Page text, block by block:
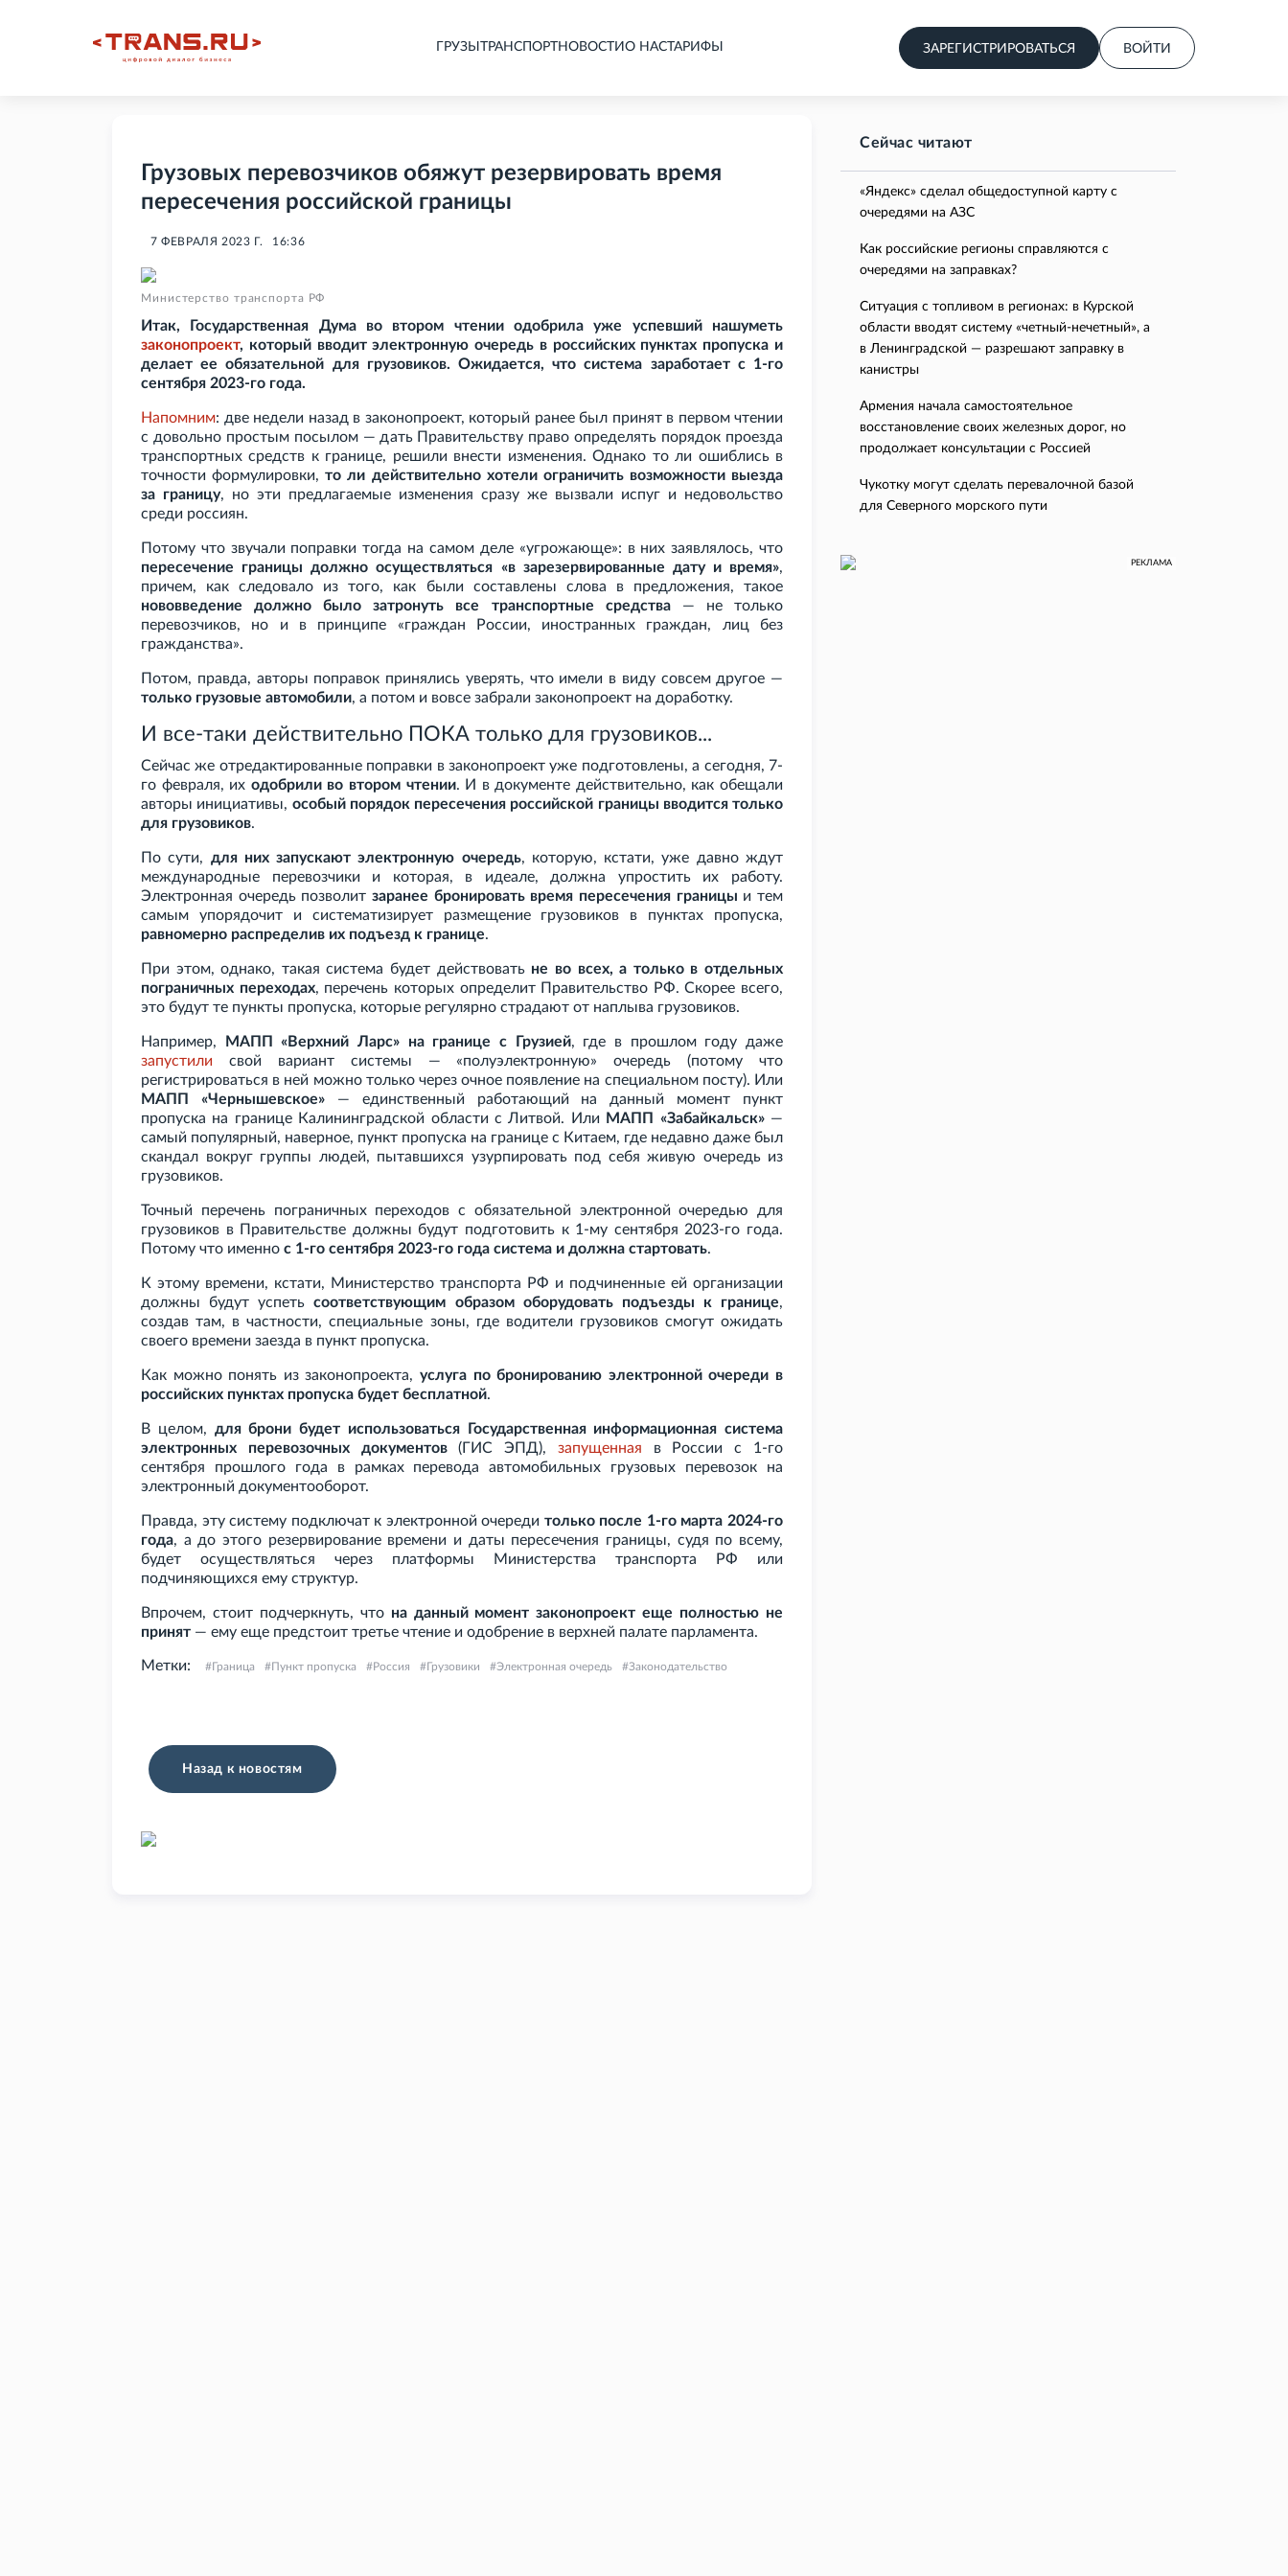
ГРУЗЫ ТРАНСПОРТНОВОСТИ О НАСТАРИФЫ ЗАРЕГИСТРИРОВАТЬСЯ ВОЙТИ
Грузовых перевозчиков обяжут резервировать время
пересечения российской границы
7 ФЕВРАЛЯ 2023 Г. 16:36
Министерство транспорта РФ
Итак, Государственная Дума во втором чтении одобрила уже успевший нашуметь
законопроект, который вводит электронную очередь в российских пунктах пропуска и
делает ее обязательной для грузовиков. Ожидается, что система заработает с 1-го
сентября 2023-го года.
Напомним: две недели назад в законопроект, который ранее был принят в первом чтении
с довольно простым посылом — дать Правительству право определять порядок проезда
транспортных средств к границе, решили внести изменения. Однако то ли ошиблись в
точности формулировки,то ли действительно хотели ограничить возможности выезда
за границу, но эти предлагаемые изменения сразу же вызвали испуг и недовольство
среди россиян.
Потому что звучали поправки тогда на самом деле «угрожающе»: в них заявлялось, что
пересечение границы должно осуществляться «в зарезервированные дату и время»,
причем, как следовало из того, как были составлены слова в предложения, такое
нововведение должно было затронуть все транспортные средства— не только
перевозчиков, но и в принципе «граждан России, иностранных граждан, лиц без
гражданства».
Потом, правда, авторы поправок принялись уверять, что имели в виду совсем другое —
только грузовые автомобили, а потом и вовсе забрали законопроект на доработку.
И все-таки действительно ПОКА только для грузовиков...
Сейчас же отредактированные поправки в законопроект уже подготовлены, а сегодня, 7-
го февраля, их одобрили во втором чтении. И в документе действительно, как обещали
авторы инициативы, особый порядок пересечения российской границы вводится только
для грузовиков.
По сути, для них запускают электронную очередь, которую, кстати, уже давно ждут
международные перевозчики и которая, в идеале, должна упростить их работу.
Электронная очередь позволит заранее бронировать время пересечения границы и тем
самым упорядочит и систематизирует размещение грузовиков в пунктах пропуска,
равномерно распределив их подъезд к границе.
При этом, однако, такая система будет действовать не во всех, а только в отдельных
пограничных переходах, перечень которых определит Правительство РФ. Скорее всего,
это будут те пункты пропуска, которые регулярно страдают от наплыва грузовиков.
Например, МАПП «Верхний Ларс» на границе с Грузией, где в прошлом году даже
запустили свой вариант системы — «полуэлектронную» очередь (потому что
регистрироваться в ней можно только через очное появление на специальном посту). Или
МАПП «Чернышевское»— единственный работающий на данный момент пункт
пропуска на границе Калининградской области с Литвой. Или
МАПП «Забайкальск»—
самый популярный, наверное, пункт пропуска на границе с Китаем, где недавно даже был
скандал вокруг группы людей, пытавшихся узурпировать под себя живую очередь из
грузовиков.
Точный перечень пограничных переходов с обязательной электронной очередью для
грузовиков в Правительстве должны будут подготовить к 1-му сентября 2023-го года.
Потому что именно с 1-го сентября 2023-го года система и должна стартовать.
К этому времени, кстати, Министерство транспорта РФ и подчиненные ей организации
должны будут успетьсоответствующим образом оборудовать подъезды к границе,
создав там, в частности, специальные зоны, где водители грузовиков смогут ожидать
своего времени заезда в пункт пропуска.
Как можно понять из законопроекта, услуга по бронированию электронной очереди в
российских пунктах пропуска будет бесплатной.
В целом, для брони будет использоваться Государственная информационная система
электронных перевозочных документов(ГИС ЭПД), запущенная в России с 1-го
сентября прошлого года в рамках перевода автомобильных грузовых перевозок на
электронный документооборот.
Правда, эту систему подключат к электронной очереди только после 1-го марта 2024-го
года, а до этого резервирование времени и даты пересечения границы, судя по всему,
будет осуществляться через платформы Министерства транспорта РФ или
подчиняющихся ему структур.
Впрочем, стоит подчеркнуть, что на данный момент законопроект еще полностью не
принят — ему еще предстоит третье чтение и одобрение в верхней палате парламента.
Метки: Граница Пункт пропуска Россия Грузовики Электронная очередь Законодательство
Назад к новостям
Сейчас читают
«Яндекс» сделал общедоступной карту с
очередями на АЗС
Как российские регионы справляются с
очередями на заправках?
Ситуация с топливом в регионах: в Курской
области вводят систему «четный-нечетный», а
в Ленинградской — разрешают заправку в
канистры
Армения начала самостоятельное
восстановление своих железных дорог, но
продолжает консультации с Россией
Чукотку могут сделать перевалочной базой
для Северного морского пути
РЕКЛАМА